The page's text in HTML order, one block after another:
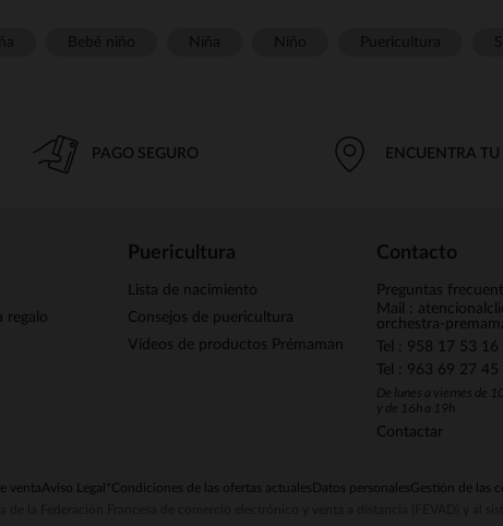
PAGO SEGURO ENCUENTRA
regalo
Puericultura
Lista de nacimiento
Consejos de puericultura
Vídeos de productos Prémaman
Contacto
Preguntas
Mail :
orchestra-
Tel : 958 17 53 16
Tel : 963 69 27 45
De lunes a viernes de
y de 16h a 19h
Contactar
ventaAviso Legal *Condiciones de las ofertas actuales Datos personalesGestión de las